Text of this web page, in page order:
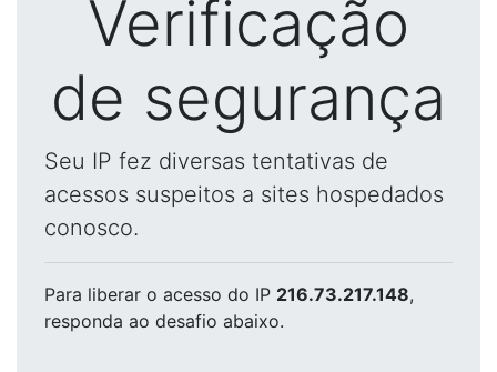
Verificação
de segurança
Seu IP fez diversas tentativas de
acessos suspeitos a sites hospedados
conosco.
Para liberar o acesso do IP 216.73.217.148,
responda ao desafio abaixo.